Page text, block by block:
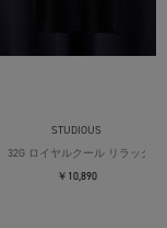
Tシャツ
STUDIOUS
32G ロイヤルクール リラックス
￥10,890